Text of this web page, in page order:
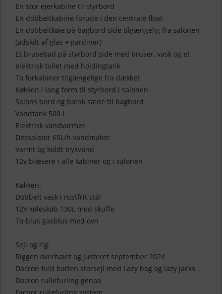
En stor ejerkabine til styrbord
En dobbeltkabine forude i den centrale float
En dobbeltkøje på bagbord side tilgængelig fra salonen
(adskilt af glas + gardiner)
Et brusebad på styrbord side med bruser, vask og et
elektrisk toilet med holdingtank
To forkabiner tilgængelige fra dækket
Køkken i lang form til styrbord i salonen
Salons bord og bænk sæde til bagbord
Vandtank 500 L
Elektrisk vandvarmer
Dessalator 65L/h vandmaker
Varmt og koldt trykvand
12v blæsere i alle kabiner og i salonen
Køkken:
Dobbelt vask i rustfrit stål
12V køleskab 130L med skuffe
To-blus gasblus med ovn
Sejl og rig:
Riggen overhalet og justeret september 2024
Dacron fuld batten storsejl med Lazy bag og lazy jacks
Dacron rullefurling genoa